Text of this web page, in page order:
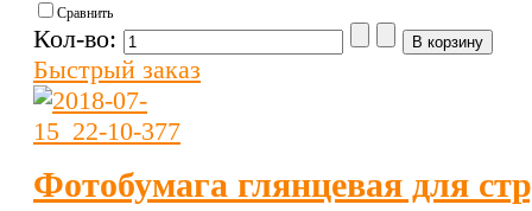
Сравнить
Кол-во:
Быстрый заказ
Фотобумага глянцевая для